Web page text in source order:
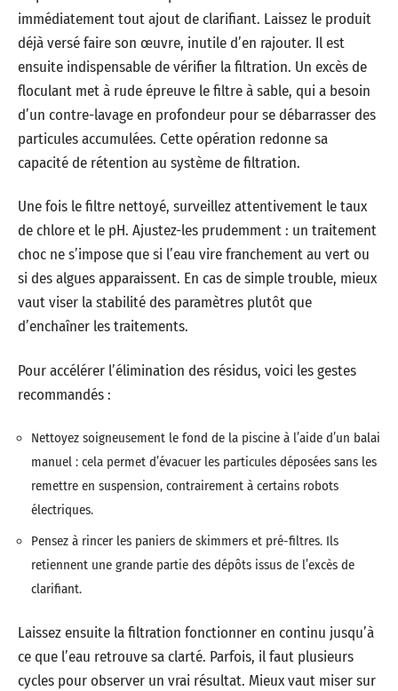
immédiatement tout ajout de clarifiant. Laissez le produit
déjà versé faire son œuvre, inutile d’en rajouter. Il est
ensuite indispensable de vérifier la filtration. Un excès de
floculant met à rude épreuve le filtre à sable, qui a besoin
d’un contre-lavage en profondeur pour se débarrasser des
particules accumulées. Cette opération redonne sa
capacité de rétention au système de filtration.
Une fois le filtre nettoyé, surveillez attentivement le taux
de chlore et le pH. Ajustez-les prudemment : un traitement
choc ne s’impose que si l’eau vire franchement au vert ou
si des algues apparaissent. En cas de simple trouble, mieux
vaut viser la stabilité des paramètres plutôt que
d’enchaîner les traitements.
Pour accélérer l’élimination des résidus, voici les gestes
recommandés :
Nettoyez soigneusement le fond de la piscine à l’aide d’un balai
manuel : cela permet d’évacuer les particules déposées sans les
remettre en suspension, contrairement à certains robots
électriques.
Pensez à rincer les paniers de skimmers et pré-filtres. Ils
retiennent une grande partie des dépôts issus de l’excès de
clarifiant.
Laissez ensuite la filtration fonctionner en continu jusqu’à
ce que l’eau retrouve sa clarté. Parfois, il faut plusieurs
cycles pour observer un vrai résultat. Mieux vaut miser sur